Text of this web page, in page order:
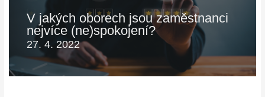
V jakých oborech jsou zaměstnanci
nejvíce (ne)spokojení?
27. 4. 2022